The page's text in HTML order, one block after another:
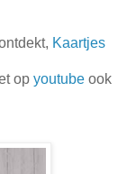
Kaartjes
op youtubeook